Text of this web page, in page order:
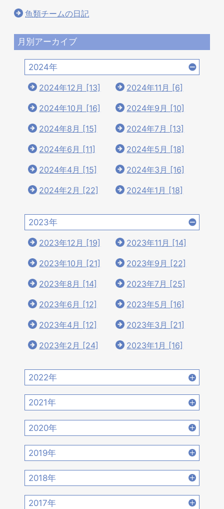
魚類チームの日記
月別アーカイブ
2024年
2024年12月 [13] 2024年11月 [6]
2024年10月 [16] 2024年9月 [10]
2024年8月 [15] 2024年7月 [13]
2024年6月 [11] 2024年5月 [18]
2024年4月 [15] 2024年3月 [16]
2024年2月 [22] 2024年1月 [18]
2023年
2023年12月 [19] 2023年11月 [14]
2023年10月 [21] 2023年9月 [22]
2023年8月 [14] 2023年7月 [25]
2023年6月 [12] 2023年5月 [16]
2023年4月 [12] 2023年3月 [21]
2023年2月 [24] 2023年1月 [16]
2022年
2022年12月 [15] 2022年11月 [15]
2022年10月 [16] 2022年9月 [12]
2022年8月 [20] 2022年7月 [19]
2022年6月 [17] 2022年5月 [14]
2022年4月 [15]
2022年2月 [12]
2021年
2021年12月 [18] 2021年11月 [18]
2021年10月 [17] 2021年9月 [14]
2021年8月 [21] 2021年7月 [22]
2021年6月 [17] 2021年5月 [18]
2021年4月 [16]
2020年
2020年12月 [21] 2020年11月 [9]
2020年10月 [21] 2020年9月 [16]
2020年8月 [18] 2020年7月 [16]
2019年
2019年12月 [14] 2019年11月 [17]
2019年10月 [12] 2019年9月 [15]
2018年
2018年12月 [20] 2018年11月 [14]
2017年